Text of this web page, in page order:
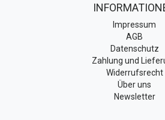
Impressum
AGB
Datenschutz
Zahlung und
Widerrufsrecht
Über uns
Newsletter